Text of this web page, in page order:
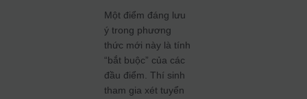
Một điểm đáng lưu
ý trong phương
thức mới này là tính
“bắt buộc” của các
đầu điểm. Thí sinh
tham gia xét tuyển